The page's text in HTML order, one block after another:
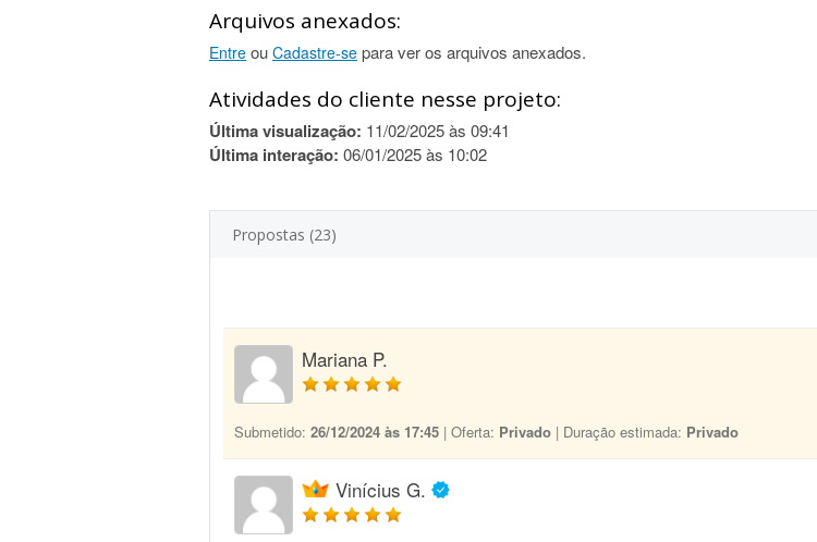
Arquivos anexados:
Entre ou Cadastre-se para ver os arquivos anexados.
Atividades do cliente nesse projeto:
Última visualização: 11/02/2025 às 09:41
Última interação: 06/01/2025 às 10:02
Propostas (23)
Mariana P.
Submetido: 26/12/2024 às 17:45 | Oferta: Privado | Duração estimada: Privado
Vinícius G.